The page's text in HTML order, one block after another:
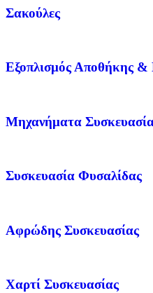
Σακούλες
Εξοπλισμός Αποθήκης &
Μηχανήματα
Συσκευασία Φυσαλίδας
Αφρώδης Συσκευασίας
Χαρτί Συσκευασίας